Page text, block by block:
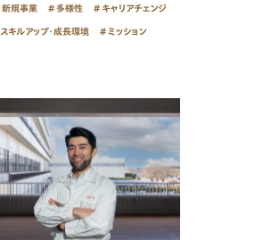
新規事業 多様性 キャリアチェンジ
スキルアップ・成長環境 ミッション